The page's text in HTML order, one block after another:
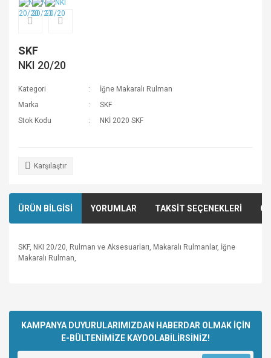
SKF
NKI 20/20
Kategori
İğne Makaralı Rulman
Marka
SKF
Stok Kodu
NKİ 2020 SKF
Karşılaştır
ÜRÜN BİLGİSİ YORUMLAR TAKSİT SEÇENEKLERİ
SKF, NKI 20/20, Rulman ve Aksesuarları, Makaralı Rulmanlar, İğne
Makaralı Rulman,
Yorum Yaz
kullanarak tarafımıza iletebilirsiniz.
Görüş ve önerileriniz için teşekkür ederiz.
Ürün resmi kalitesiz, bozuk veya görüntülenemiyor.
KAMPANYA DUYURULARIMIZDAN HABERDAR OLMAK İÇİN
E-BÜLTENİMİZE KAYDOLABİLİRSİNİZ!